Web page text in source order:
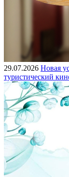
29.07.2026 Новая
туристический